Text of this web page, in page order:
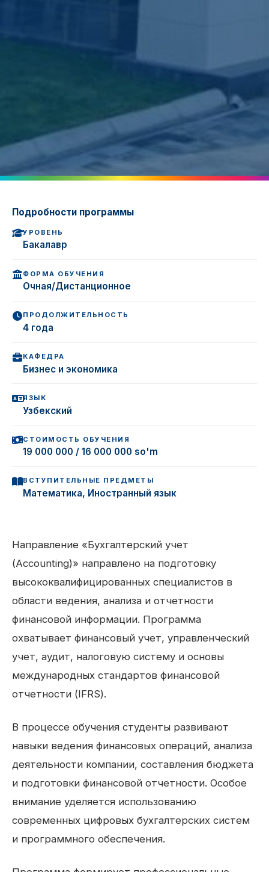
Подробности программы
УРОВЕНЬ
Бакалавр
ФОРМА ОБУЧЕНИЯ
Очная/Дистанционное
ПРОДОЛЖИТЕЛЬНОСТЬ
4 года
КАФЕДРА
Бизнес и экономика
ЯЗЫК
Узбекский
СТОИМОСТЬ ОБУЧЕНИЯ
19 000 000 / 16 000 000 so'm
ВСТУПИТЕЛЬНЫЕ ПРЕДМЕТЫ
Математика, Иностранный язык
Направление «Бухгалтерский учет
(Accounting)» направлено на подготовку
высококвалифицированных специалистов в
области ведения, анализа и отчетности
финансовой информации. Программа
охватывает финансовый учет, управленческий
учет, аудит, налоговую систему и основы
международных стандартов финансовой
отчетности (IFRS).
В процессе обучения студенты развивают
навыки ведения финансовых операций, анализа
деятельности компании, составления бюджета
и подготовки финансовой отчетности. Особое
внимание уделяется использованию
современных цифровых бухгалтерских систем
и программного обеспечения.